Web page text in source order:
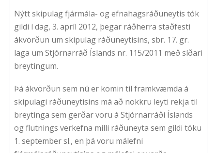
Nýtt skipulag fjármála- og efnahagsráðuneytis tók
gildi í dag, 3. apríl 2012, þegar ráðherra staðfesti
ákvörðun um skipulag ráðuneytisins, sbr. 17. gr.
laga um Stjórnarráð Íslands nr. 115/2011 með síðari
breytingum.
Þá ákvörðun sem nú er komin til framkvæmda á
skipulagi ráðuneytisins má að nokkru leyti rekja til
breytinga sem gerðar voru á Stjórnarráði Íslands
og flutnings verkefna milli ráðuneyta sem gildi tóku
1. september sl., en þá voru málefni